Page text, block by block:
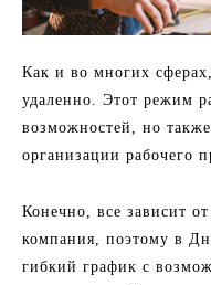
Как и во многих
удаленно. Этот режим
возможностей, но
организации рабочего
Конечно, все зависит
компания, поэтому в
гибкий график с